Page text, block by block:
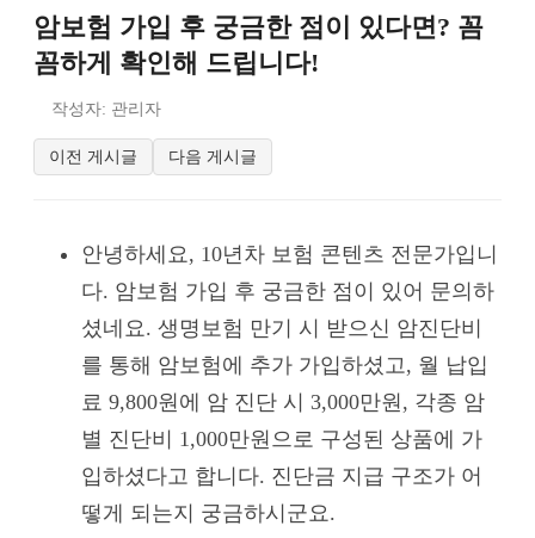
암보험 가입 후 궁금한 점이 있다면? 꼼
꼼하게 확인해 드립니다!
작성자: 관리자
이전 게시글 다음 게시글
안녕하세요, 10년차 보험 콘텐츠 전문가입니
다. 암보험 가입 후 궁금한 점이 있어 문의하
셨네요. 생명보험 만기 시 받으신 암진단비
를 통해 암보험에 추가 가입하셨고, 월 납입
료 9,800원에 암 진단 시 3,000만원, 각종 암
별 진단비 1,000만원으로 구성된 상품에 가
입하셨다고 합니다. 진단금 지급 구조가 어
떻게 되는지 궁금하시군요.